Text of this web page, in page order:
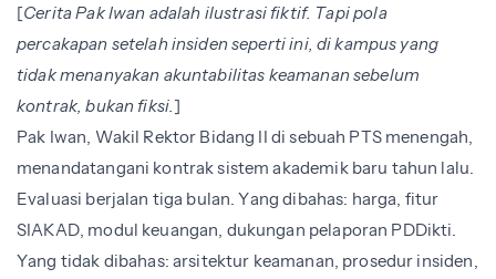
[Cerita Pak Iwan adalah ilustrasi fiktif. Tapi pola
percakapan setelah insiden seperti ini, di kampus yang
tidak menanyakan akuntabilitas keamanan sebelum
kontrak, bukan fiksi. ]
Pak Iwan, Wakil Rektor Bidang II di sebuah PTS menengah,
menandatangani kontrak sistem akademik baru tahun lalu.
Evaluasi berjalan tiga bulan. Yang dibahas: harga, fitur
SIAKAD, modul keuangan, dukungan pelaporan PDDikti.
Yang tidak dibahas: arsitektur keamanan, prosedur insiden,